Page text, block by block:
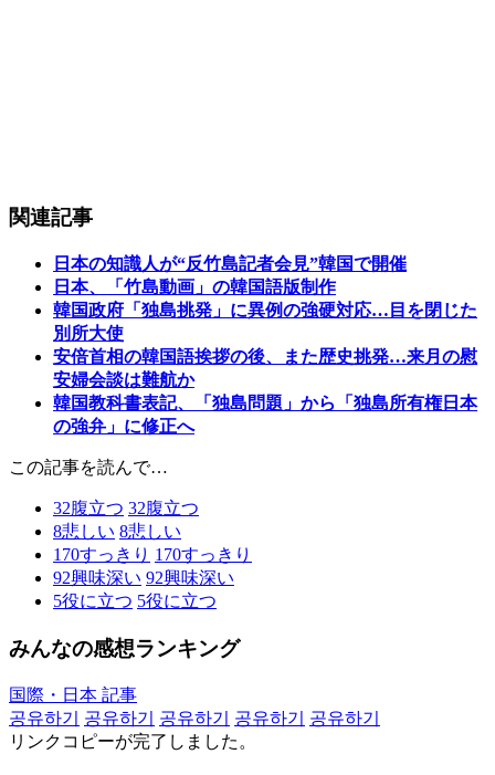
関連記事
日本の知識人が“反竹島記者会見”韓国で開催
日本、「竹島動画」の韓国語版制作
韓国政府「独島挑発」に異例の強硬対応…目を閉じた
別所大使
安倍首相の韓国語挨拶の後、また歴史挑発…来月の慰
安婦会談は難航か
韓国教科書表記、「独島問題」から「独島所有権日本
の強弁」に修正へ
この記事を読んで…
32腹立つ 32腹立つ
8悲しい 8悲しい
170すっきり 170すっきり
92興味深い 92興味深い
5役に立つ 5役に立つ
みんなの感想ランキング
国際・日本 記事
공유하기
공유하기 공유하기 공유하기
공유하기
リンクコピーが完了しました。